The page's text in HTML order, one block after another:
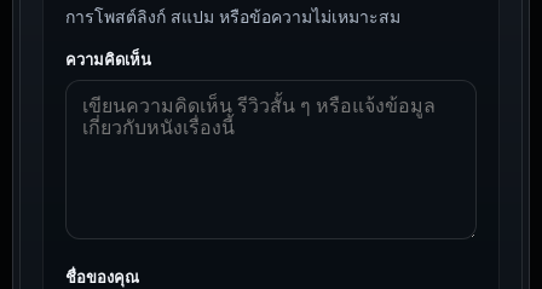
การโพสต์ลิงก์ สแปม หรือข้อความไม่เหมาะสม
ความคิดเห็น
ชื่อของคุณ